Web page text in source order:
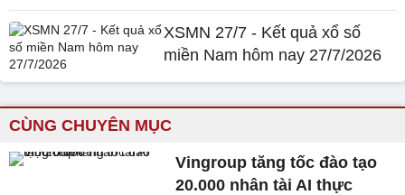
XSMN 27/7 - Kết quả xổ số
miền Nam hôm nay 27/7/2026
CÙNG CHUYÊN MỤC
Vingroup tăng tốc đào tạo
20.000 nhân tài AI thực